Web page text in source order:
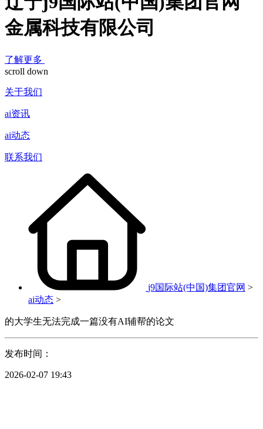
金属科技有限公司
了解更多
scroll down
关于我们
ai资讯
ai动态
联系我们
j9国际站(中国)集团官网 >
ai动态 >
的大学生无法完成一篇没有AI辅帮的论文
发布时间：
2026-02-07 19:43